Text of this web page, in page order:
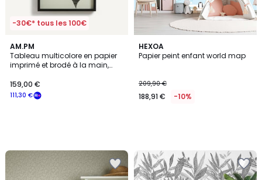
-30€* tous les 100€
AM.PM
Tableau multicolore en papier
imprimé et brodé à la main,
111,30 €
159,00 €
HEXOA
Papier peint enfant world map
209,90 €
188,91 € -10%